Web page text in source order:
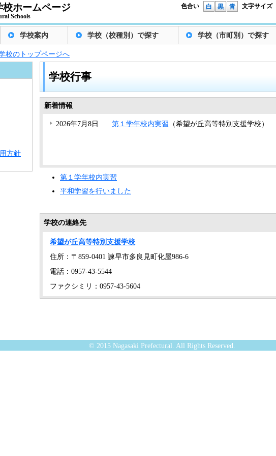
校ホームページ
Schools
文字サイズ
色合い 白 黒 青
学校案内 学校（校種別）で探す 学校（市町別）で探す
校のトップページへ
学校行事
新着情報
2026年7月8日 第１学年校内実習 （希望が丘高等特別支援学校）
第１学年校内実習
平和学習を行いました
学校の連絡先
希望が丘高等特別支援学校
住所：〒859-0401 諫早市多良見町化屋986-6
電話：0957-43-5544
ファクシミリ：0957-43-5604
方針
© 2015 Nagasaki Prefectural. All Rights Reserved.